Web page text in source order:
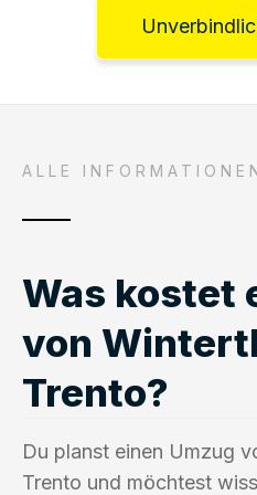
ALLE
Was kostet
von
Trento?
Du planst einen Umzug
Trento und möchtest